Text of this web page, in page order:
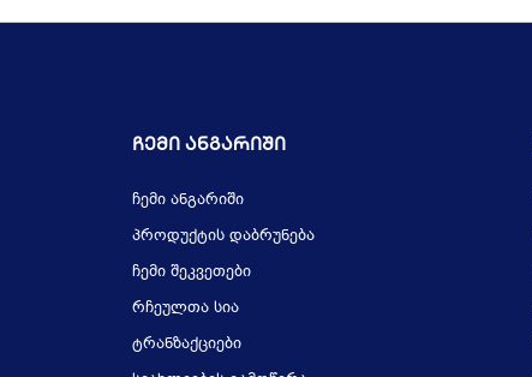
Ჩემი Ანგარიში
ჩემი ანგარიში
პროდუქტის დაბრუნება
ჩემი შეკვეთები
რჩეულთა სია
ტრანზაქციები